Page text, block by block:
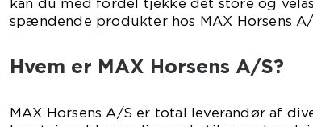
kan du med fordel tjekke det store og
spændende produkter hos MAX Horsens A/
Hvem er MAX Horsens A/S?
MAX Horsens A/S er total leverandør af